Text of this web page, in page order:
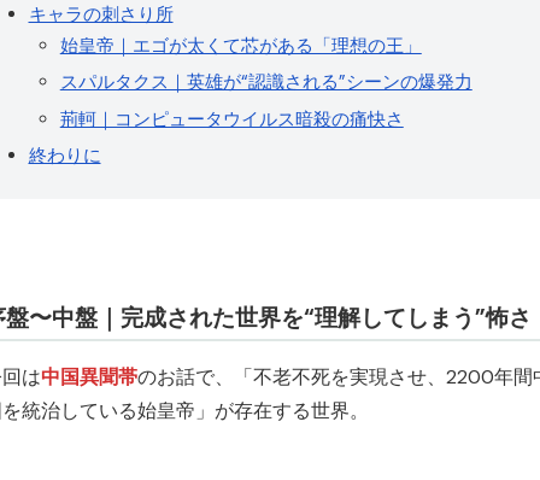
キャラの刺さり所
始皇帝｜エゴが太くて芯がある「理想の王」
スパルタクス｜英雄が“認識される”シーンの爆発力
荊軻｜コンピュータウイルス暗殺の痛快さ
終わりに
盤〜中盤｜完成された世界を“理解してしまう”怖さ
は中国異聞帯のお話で、「不老不死を実現させ、2200年間
統治している始皇帝」が存在する世界。